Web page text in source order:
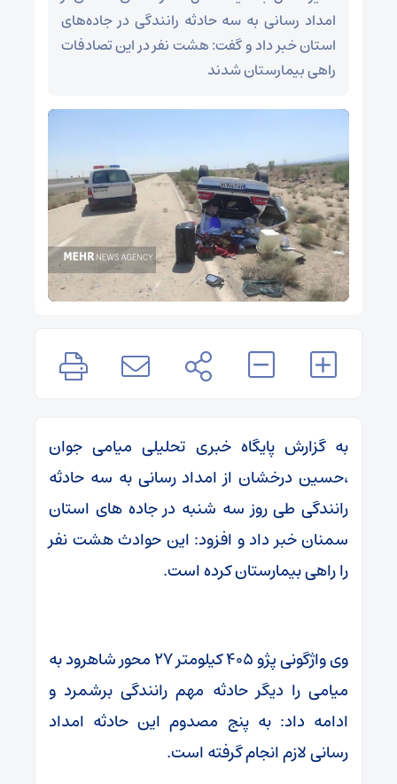
امداد رسانی به سه حادثه رانندگی در جاده‌های
استان خبر داد و گفت: هشت نفر در این تصادفات
راهی بیمارستان شدند
به گزارش پایگاه خبری تحلیلی میامی جوان
،حسین درخشان از امداد رسانی به سه حادثه
رانندگی طی روز سه شنبه در جاده های استان
سمنان خبر داد و افزود: این حوادث هشت نفر
را راهی بیمارستان کرده است.
وی واژگونی پژو ۴۰۵ کیلومتر ۲۷ محور شاهرود به
میامی را دیگر حادثه مهم رانندگی برشمرد و
ادامه داد: به پنج مصدوم این حادثه امداد
رسانی لازم انجام گرفته است.